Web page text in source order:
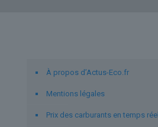
À propos d’Actus-Eco.fr
Mentions légales
Prix des carburants en temps réel